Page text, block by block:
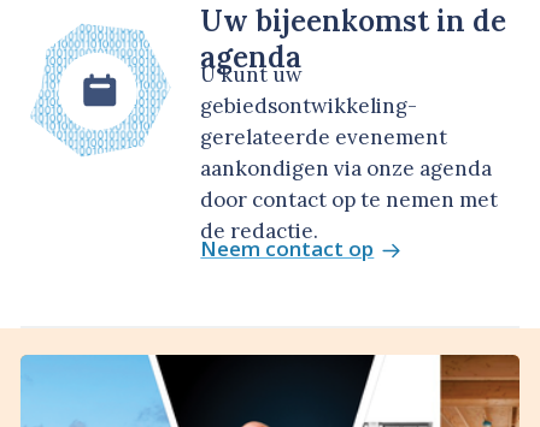
Uw bijeenkomst in de
agenda
U kunt uw
gebiedsontwikkeling-
gerelateerde evenement
aankondigen via onze agenda
door contact op te nemen met
de redactie.
Neem contact op